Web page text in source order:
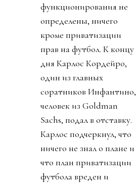
функционирования не
определены, ничего
кроме приватизации
прав на футбол. К концу
дня Карлос Кордейро,
один из главных
соратников Инфантино,
человек из Goldman
Sachs, подал в отставку.
Карлос подчеркнул, что
ничего не знал о плане и
что план приватизации
футбола вреден и